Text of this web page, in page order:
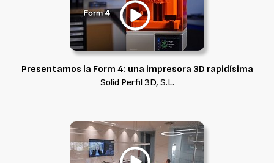
Presentamos la Form 4: una impresora 3D rapidísima
Solid Perfil 3D, S.L.